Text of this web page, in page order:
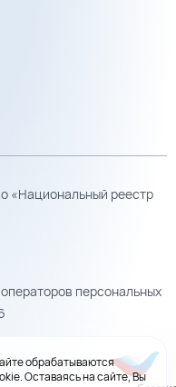
«Национальный реестр
персональных
обрабатываются
Оставаясь на сайте, Вы